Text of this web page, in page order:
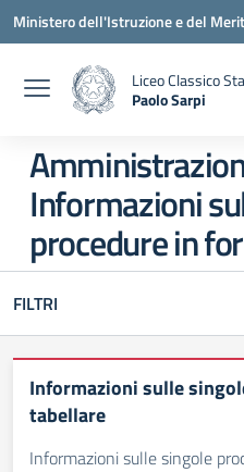
Vai ai contenuti
Vai al menu di navigazione
Vai al footer
Ministero dell'Istruzione e del
Liceo Classico
Paolo Sarpi
Informazioni
procedure in
FILTRI
Informazioni sulle
tabellare
Informazioni sulle singole